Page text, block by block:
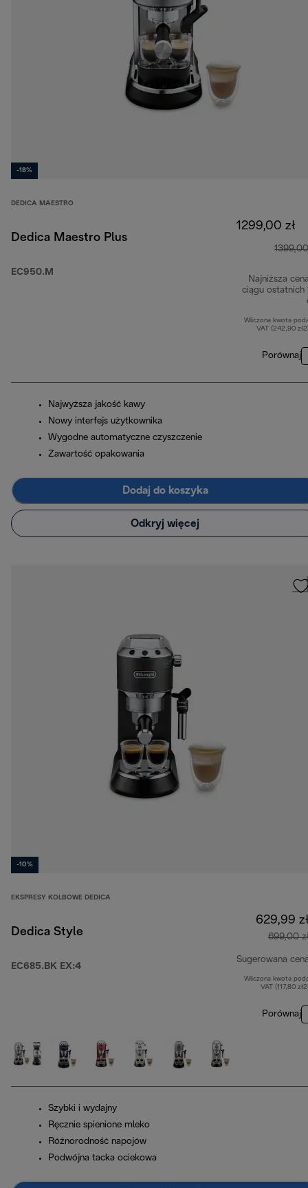
-18%
DEDICA MAESTRO
Dedica Maestro Plus
EC950.M
1299,00 zł
Najniższa
ciągu ostatnich
Wliczona kwota
VAT (242,90
Porównaj
Najwyższa jakość kawy
Nowy interfejs użytkownika
Wygodne automatyczne czyszczenie
Zawartość opakowania
Dodaj do koszyka
Odkryj więcej
-10%
EKSPRESY KOLBOWE DEDICA
Dedica Style
EC685.BK EX:4
629,99
699,00
Sugerowana
Wliczona kwota
VAT (117,80
Porównaj
Szybki i wydajny
Ręcznie spienione mleko
Różnorodność napojów
Podwójna tacka ociekowa